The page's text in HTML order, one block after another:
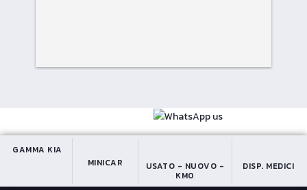
GAMMA KIA
MINICAR
USATO - NUOVO -
KM0
DISP. MEDICI